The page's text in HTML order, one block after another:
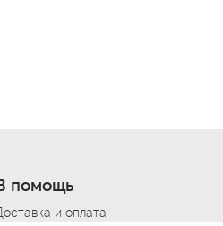
помощь
и оплата